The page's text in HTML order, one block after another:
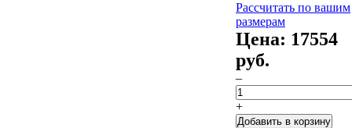
Рассчитать по вашим
размерам
Цена: 17554
руб.
–
+
Добавить в корзину